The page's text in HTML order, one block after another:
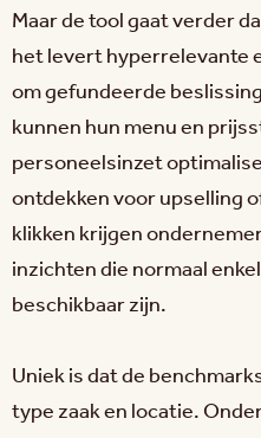
Maar de tool gaat verder
het levert hyperrelevante
om gefundeerde
kunnen hun menu en
personeelsinzet
ontdekken voor upselling
klikken krijgen
inzichten die normaal
beschikbaar zijn.
Uniek is dat de
type zaak en locatie.